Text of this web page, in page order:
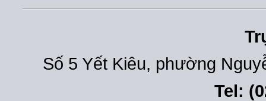
Số 5 Yết Kiêu, phường
Tel: